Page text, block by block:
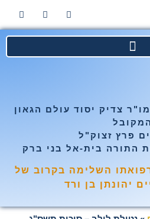
צדיק יסוד עולם הגאון
המקובל
פרץ זצוק"ל
התורה בית-אל בני ברק
השלימה בקרוב של
יהונתן בן ורד